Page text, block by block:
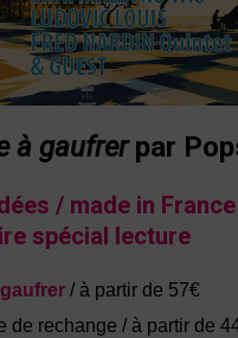
à gaufrerpar
/ made in
spécial lecture
/ à partir de 57€
de rechange / à partir de